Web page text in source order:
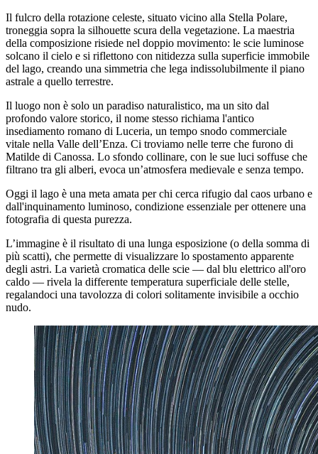
Il fulcro della rotazione celeste, situato vicino alla Stella Polare,
troneggia sopra la silhouette scura della vegetazione. La maestria
della composizione risiede nel doppio movimento: le scie luminose
solcano il cielo e si riflettono con nitidezza sulla superficie immobile
del lago, creando una simmetria che lega indissolubilmente il piano
astrale a quello terrestre.
Il luogo non è solo un paradiso naturalistico, ma un sito dal
profondo valore storico, il nome stesso richiama l'antico
insediamento romano di Luceria, un tempo snodo commerciale
vitale nella Valle dell’Enza. Ci troviamo nelle terre che furono di
Matilde di Canossa. Lo sfondo collinare, con le sue luci soffuse che
filtrano tra gli alberi, evoca un’atmosfera medievale e senza tempo.
Oggi il lago è una meta amata per chi cerca rifugio dal caos urbano e
dall'inquinamento luminoso, condizione essenziale per ottenere una
fotografia di questa purezza.
L’immagine è il risultato di una lunga esposizione (o della somma di
più scatti), che permette di visualizzare lo spostamento apparente
degli astri. La varietà cromatica delle scie — dal blu elettrico all'oro
caldo — rivela la differente temperatura superficiale delle stelle,
regalandoci una tavolozza di colori solitamente invisibile a occhio
nudo.